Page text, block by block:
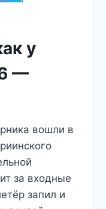
у
—
вошли в
за входные
запил и